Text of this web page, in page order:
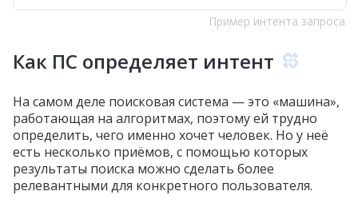
Пример интента запроса
Как ПС определяет интент
На самом деле поисковая система — это «машина»,
работающая на алгоритмах, поэтому ей трудно
определить, чего именно хочет человек. Но у неё
есть несколько приёмов, с помощью которых
результаты поиска можно сделать более
релевантными для конкретного пользователя.